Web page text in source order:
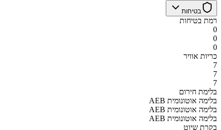
בטיחות
רמת בטיחות
0
0
0
כריות אוויר
7
7
7
בלימת חירום
AEB בלימה אוטונומית
AEB בלימה אוטונומית
AEB בלימה אוטונומית
בקרת שיוט